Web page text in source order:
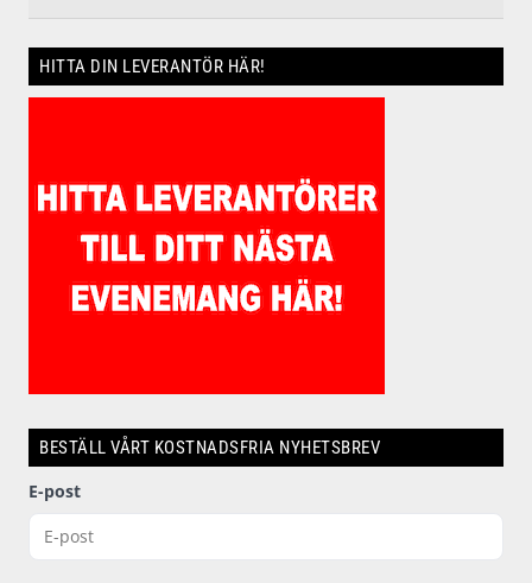
HITTA DIN LEVERANTÖR HÄR!
BESTÄLL VÅRT KOSTNADSFRIA NYHETSBREV
E-post